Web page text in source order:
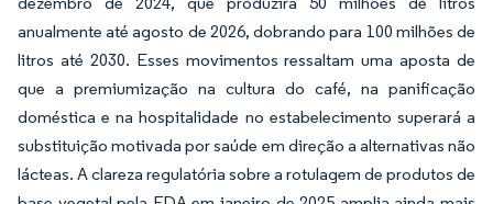
anualmente até agosto de 2026, dobrando para 100 milhões de
litros até 2030. Esses movimentos ressaltam uma aposta de
que a premiumização na cultura do café, na panificação
doméstica e na hospitalidade no estabelecimento superará a
substituição motivada por saúde em direção a alternativas não
lácteas. A clareza regulatória sobre a rotulagem de produtos de